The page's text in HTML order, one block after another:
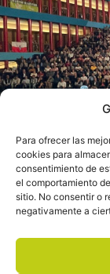
Para ofrecer las
cookies para
consentimiento de
el comportamiento
sitio. No consentir o
negativamente a